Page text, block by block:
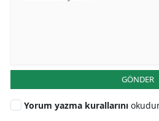
GÖNDER
Yorum yazma kurallarını